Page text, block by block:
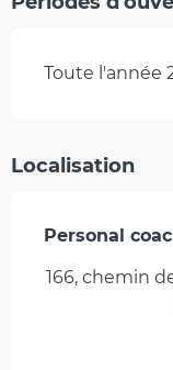
Toute l'année
Localisation
Personal
166, chemin